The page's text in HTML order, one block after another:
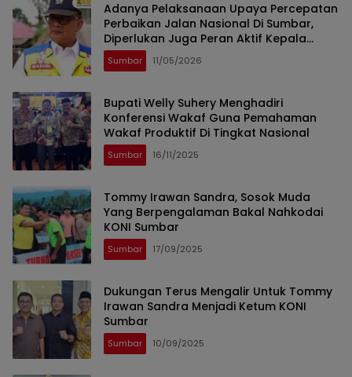
Adanya Pelaksanaan Upaya Percepatan
Perbaikan Jalan Nasional Di Sumbar,
Diperlukan Juga Peran Aktif Kepala
Daerah
Sumbar 11/05/2026
Bupati Welly Suhery Menghadiri
Konferensi Wakaf Guna Pemahaman
Wakaf Produktif Di Tingkat Nasional
Sumbar 16/11/2025
Tommy Irawan Sandra, Sosok Muda
Yang Berpengalaman Bakal Nahkodai
KONI Sumbar
Sumbar 17/09/2025
Dukungan Terus Mengalir Untuk Tommy
Irawan Sandra Menjadi Ketum KONI
Sumbar
Sumbar 10/09/2025